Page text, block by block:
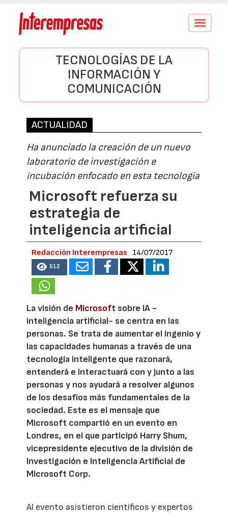
Conmutar
TECNOLOGÍAS DE LA
INFORMACIÓN Y
COMUNICACIÓN
ACTUALIDAD
Ha anunciado la creación de un nuevo
laboratorio de investigación e
incubación enfocado en esta tecnología
Microsoft refuerza su
estrategia de
inteligencia artificial
Redacción Interempresas 14/07/2017
512
La visión de Microsoft sobre IA -
inteligencia artificial- se centra en las
personas. Se trata de aumentar el ingenio y
las capacidades humanas a través de una
tecnología inteligente que razonará,
entenderá e interactuará con y junto a las
personas y nos ayudará a resolver algunos
de los desafíos más fundamentales de la
sociedad. Este es el mensaje que
Microsoft compartió en un evento en
Londres, en el que participó Harry Shum,
vicepresidente ejecutivo de la división de
Investigación e Inteligencia Artificial de
Microsoft Corp.
Al evento asistieron científicos y expertos